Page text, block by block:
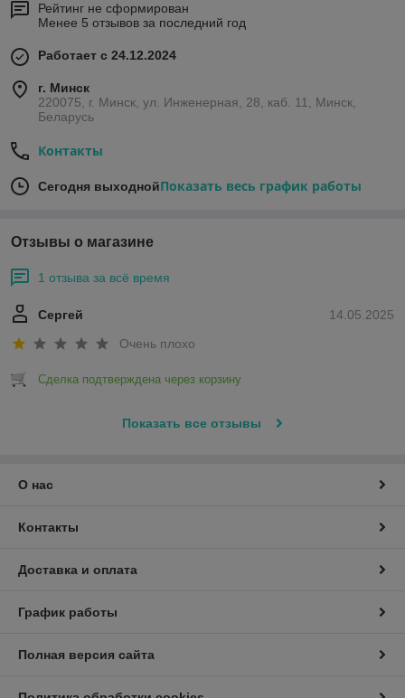
Рейтинг не сформирован
Менее 5 отзывов за последний год
Работает с 24.12.2024
г. Минск
220075, г. Минск, ул. Инженерная, 28, каб. 11, Минск,
Беларусь
Контакты
Сегодня выходнойПоказать весь график работы
Отзывы о магазине
1 отзыва за всё время
14.05.2025
Сергей
Очень плохо
Сделка подтверждена через корзину
Показать все отзывы
О нас
Контакты
Доставка и оплата
График работы
Полная версия сайта